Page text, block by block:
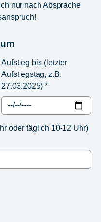
nur nach Absprache
Aufstieg bis (letzter
Aufstiegstag, z.B.
27.03.2025) *
oder täglich 10-12 Uhr)